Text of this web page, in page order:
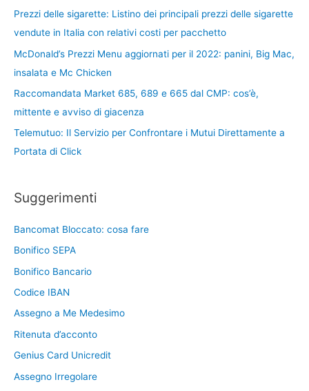
Prezzi delle sigarette: Listino dei principali prezzi delle sigarette
vendute in Italia con relativi costi per pacchetto
McDonald’s Prezzi Menu aggiornati per il 2022: panini, Big Mac,
insalata e Mc Chicken
Raccomandata Market 685, 689 e 665 dal CMP: cos’è,
mittente e avviso di giacenza
Telemutuo: Il Servizio per Confrontare i Mutui Direttamente a
Portata di Click
Suggerimenti
Bancomat Bloccato: cosa fare
Bonifico SEPA
Bonifico Bancario
Codice IBAN
Assegno a Me Medesimo
Ritenuta d’acconto
Genius Card Unicredit
Assegno Irregolare